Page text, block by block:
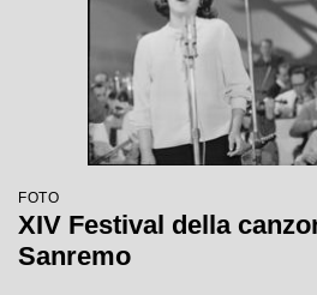
FOTO
XIV Festival della
Sanremo